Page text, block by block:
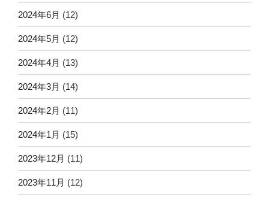
2024年6月 (12)
2024年5月 (12)
2024年4月 (13)
2024年3月 (14)
2024年2月 (11)
2024年1月 (15)
2023年12月 (11)
2023年11月 (12)